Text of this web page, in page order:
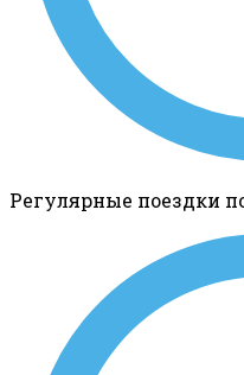
Регулярные поездки